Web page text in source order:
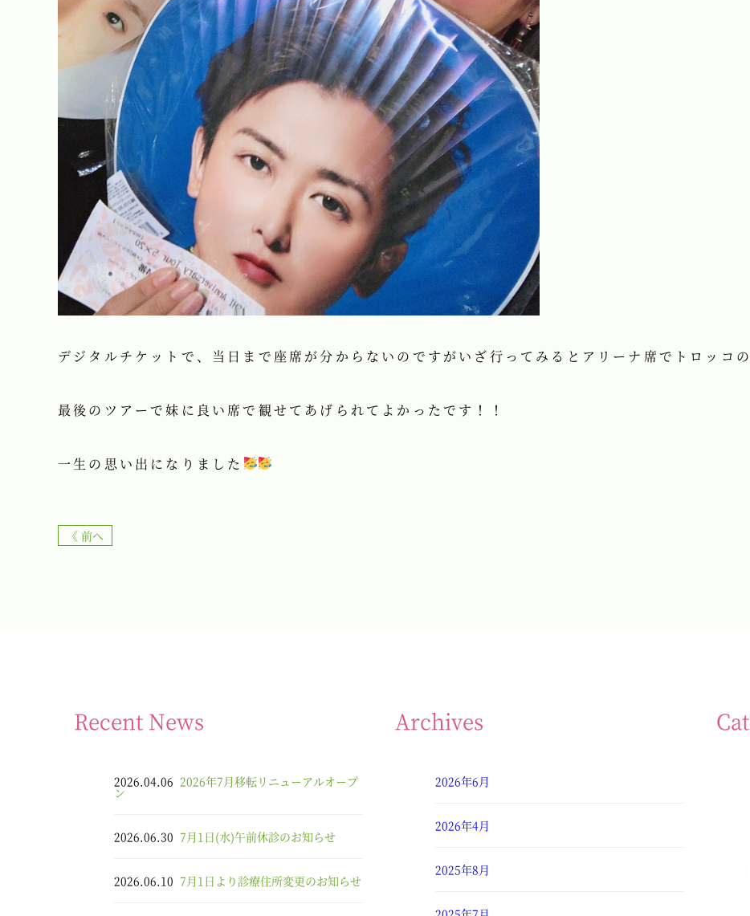
デジタルチケットで、当日まで座席が分からないのですがいざ行ってみるとアリーナ席でトロッコ
最後のツアーで妹に良い席で観せてあげられてよかったです！！
一生の思い出になりました
《 前へ
Recent News
2026.04.06 2026年7月移転リニューアルオープ
ン
2026.06.30 7月1日(水)午前休診のお知らせ
2026.06.10 7月1日より診療住所変更のお知らせ
Archives
2026年6月
2026年4月
2025年8月